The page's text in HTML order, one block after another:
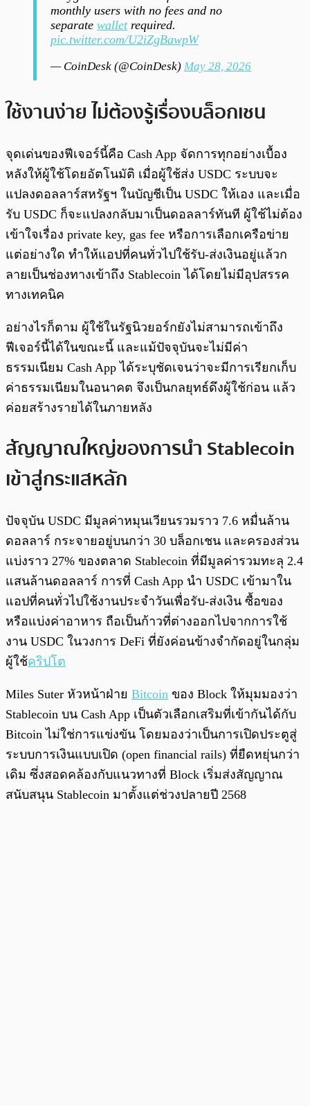
monthly users with no fees and no
separate walletrequired.
pic.twitter.com/U2iZgBawpW
— CoinDesk (@CoinDesk) May 28, 2026
ใช้งานง่าย ไม่ต้องรู้เรื่องบล็อกเชน
จุดเด่นของฟีเจอร์นี้คือ Cash App จัดการทุกอย่างเบื้อง
หลังให้ผู้ใช้โดยอัตโนมัติ เมื่อผู้ใช้ส่ง USDC ระบบจะ
แปลงดอลลาร์สหรัฐฯ ในบัญชีเป็น USDC ให้เอง และเมื่อ
รับ USDC ก็จะแปลงกลับมาเป็นดอลลาร์ทันที ผู้ใช้ไม่ต้อง
เข้าใจเรื่อง private key, gas fee หรือการเลือกเครือข่าย
แต่อย่างใด ทำให้แอปที่คนทั่วไปใช้รับ-ส่งเงินอยู่แล้วก
ลายเป็นช่องทางเข้าถึง Stablecoin ได้โดยไม่มีอุปสรรค
ทางเทคนิค
อย่างไรก็ตาม ผู้ใช้ในรัฐนิวยอร์กยังไม่สามารถเข้าถึง
ฟีเจอร์นี้ได้ในขณะนี้ และแม้ปัจจุบันจะไม่มีค่า
ธรรมเนียม Cash App ได้ระบุชัดเจนว่าจะมีการเรียกเก็บ
ค่าธรรมเนียมในอนาคต จึงเป็นกลยุทธ์ดึงผู้ใช้ก่อน แล้ว
ค่อยสร้างรายได้ในภายหลัง
สัญญาณใหญ่ของการนำ Stablecoin
เข้าสู่กระแสหลัก
ปัจจุบัน USDC มีมูลค่าหมุนเวียนรวมราว 7.6 หมื่นล้าน
ดอลลาร์ กระจายอยู่บนกว่า 30 บล็อกเชน และครองส่วน
แบ่งราว 27% ของตลาด Stablecoin ที่มีมูลค่ารวมทะลุ 2.4
แสนล้านดอลลาร์ การที่ Cash App นำ USDC เข้ามาใน
แอปที่คนทั่วไปใช้งานประจำวันเพื่อรับ-ส่งเงิน ซื้อของ
หรือแบ่งค่าอาหาร ถือเป็นก้าวที่ต่างออกไปจากการใช้
งาน USDC ในวงการ DeFi ที่ยังค่อนข้างจำกัดอยู่ในกลุ่ม
ผู้ใช้คริปโต
Miles Suter หัวหน้าฝ่าย Bitcoin ของ Block ให้มุมมองว่า
Stablecoin บน Cash App เป็นตัวเลือกเสริมที่เข้ากันได้กับ
Bitcoin ไม่ใช่การแข่งขัน โดยมองว่าเป็นการเปิดประตูสู่
ระบบการเงินแบบเปิด (open financial rails) ที่ยืดหยุ่นกว่า
เดิม ซึ่งสอดคล้องกับแนวทางที่ Block เริ่มส่งสัญญาณ
สนับสนุน Stablecoin มาตั้งแต่ช่วงปลายปี 2568